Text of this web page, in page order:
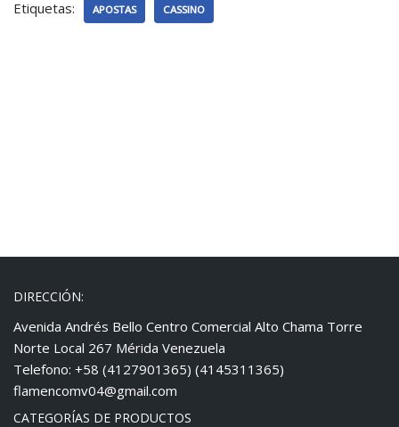
Etiquetas: APOSTAS CASSINO
DIRECCIÓN:
Avenida Andrés Bello Centro Comercial Alto Chama Torre
Norte Local 267 Mérida Venezuela
Telefono: +58 (4127901365) (4145311365)
flamencomv04@gmail.com
CATEGORÍAS DE PRODUCTOS